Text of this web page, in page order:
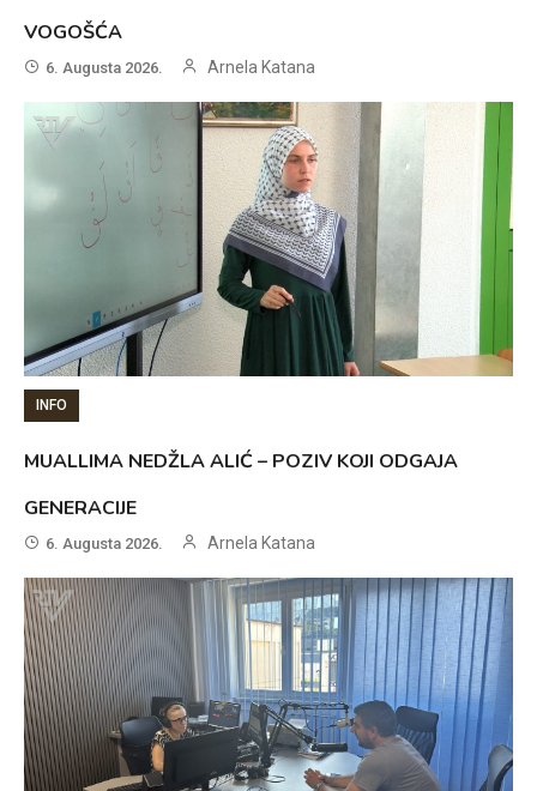
VOGOŠĆA
6. Augusta 2026. Arnela Katana
INFO
MUALLIMA NEDŽLA ALIĆ – POZIV KOJI ODGAJA
GENERACIJE
6. Augusta 2026. Arnela Katana